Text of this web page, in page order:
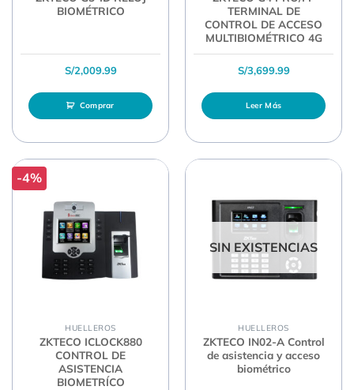
BIOMÉTRICO
S/2,009.99
Comprar
TERMINAL DE
CONTROL DE ACCESO
MULTIBIOMÉTRICO 4G
S/3,699.99
Leer Más
-4%
HUELLEROS
ZKTECO ICLOCK880
CONTROL DE
ASISTENCIA
BIOMETRÍCO
SIN EXISTENCIAS
HUELLEROS
ZKTECO IN02-A Control
de asistencia y acceso
biométrico